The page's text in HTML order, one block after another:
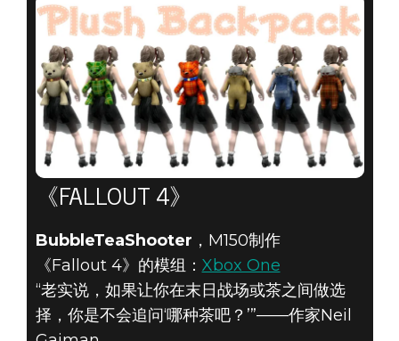
《FALLOUT 4》
BubbleTeaShooter ，M150制作
《Fallout 4》的模组： Xbox One
“老实说，如果让你在末日战场或茶之间做选
择，你是不会追问‘哪种茶吧？’”——作家Neil